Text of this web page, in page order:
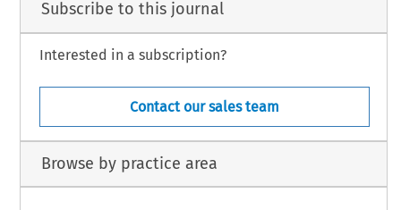
Subscribe to this journal
Interested in a subscription?
Contact our sales team
Browse by practice area